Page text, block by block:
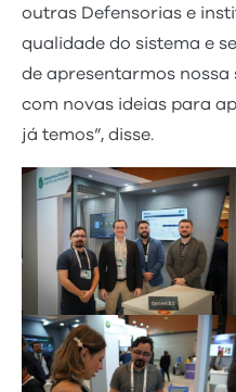
outras Defensorias e
qualidade do sistema e
de apresentarmos
com novas ideias para
já temos”, disse.